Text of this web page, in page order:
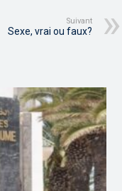
Suivant
Sexe, vrai ou faux?